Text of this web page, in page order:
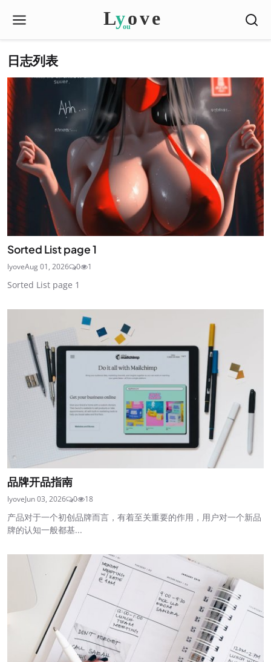
日志列表
Sorted List page 1
lyoveAug 01, 2026 0 1
Sorted List page 1
品牌开品指南
lyoveJun 03, 2026 0 18
产品对于一个初创品牌而言，有着至关重要的作用，用户对一个新品
牌的认知一般都基...